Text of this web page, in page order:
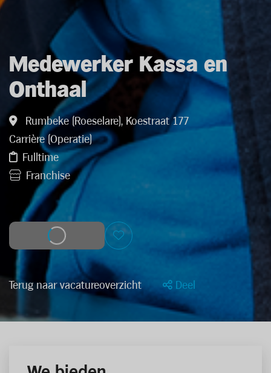
Medewerker Kassa en
Onthaal
Rumbeke (Roeselare), Koestraat 177
Carrière (Operatie)
Fulltime
Franchise
Solliciteer
Terug naar vacatureoverzicht Deel